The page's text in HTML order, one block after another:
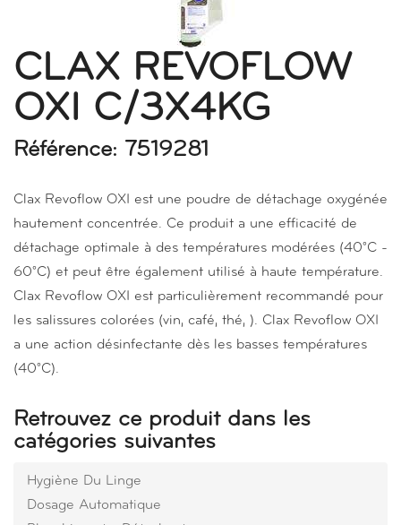
CLAX REVOFLOW
OXI C/3X4KG
Référence: 7519281
Clax Revoflow OXI est une poudre de détachage oxygénée
hautement concentrée. Ce produit a une efficacité de
détachage optimale à des températures modérées (40°C -
60°C) et peut être également utilisé à haute température.
Clax Revoflow OXI est particulièrement recommandé pour
les salissures colorées (vin, café, thé, ). Clax Revoflow OXI
a une action désinfectante dès les basses températures
(40°C).
Retrouvez ce produit dans les
catégories suivantes
Hygiène Du Linge
Dosage Automatique